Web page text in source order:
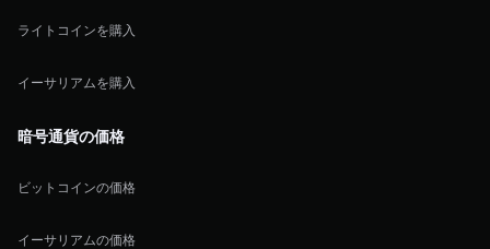
ライトコインを購入
イーサリアムを購入
暗号通貨の価格
ビットコインの価格
イーサリアムの価格